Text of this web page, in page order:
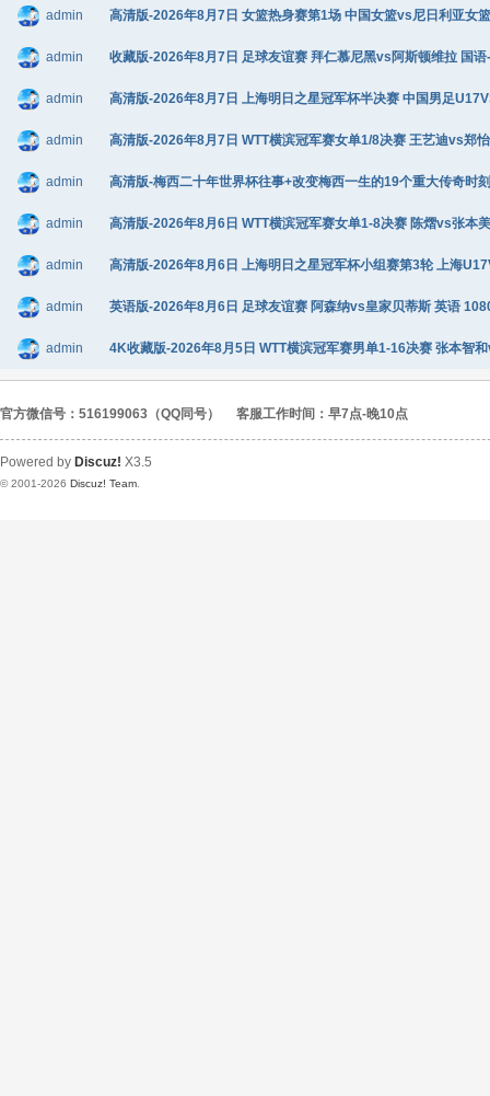
admin 高清版-2026年8月7日 女篮热身赛第1场 中国女篮vs尼日利亚女
admin 收藏版-2026年8月7日 足球友谊赛 拜仁慕尼黑vs阿斯顿维拉 国
admin 高清版-2026年8月7日 上海明日之星冠军杯半决赛 中国男足
admin 高清版-2026年8月7日 WTT横滨冠军赛女单1/8决赛 王艺迪vs郑
admin 高清版-梅西二十年世界杯往事+改变梅西一生的19个重大传奇
admin 高清版-2026年8月6日 WTT横滨冠军赛女单1-8决赛 陈熠vs张本
admin 高清版-2026年8月6日 上海明日之星冠军杯小组赛第3轮 上海
admin 英语版-2026年8月6日 足球友谊赛 阿森纳vs皇家贝蒂斯 英语
admin 4K收藏版-2026年8月5日 WTT横滨冠军赛男单1-16决赛 张本智
官方微信号：516199063（QQ同号） 客服工作时间：早7点-晚10点
Powered by Discuz! X3.5
© 2001-2026 Discuz! Team